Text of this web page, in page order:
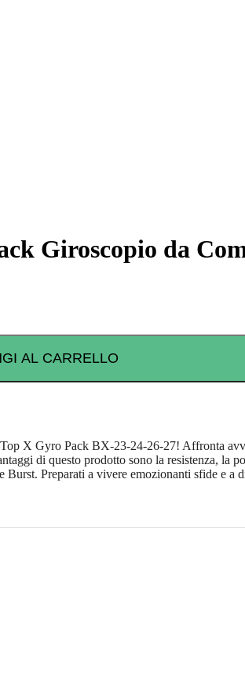
Giroscopio da
AL CARRELLO
X Gyro Pack BX-23-24-26-27! Affronta
di questo prodotto sono la resistenza, la
Preparati a vivere emozionanti sfide e a